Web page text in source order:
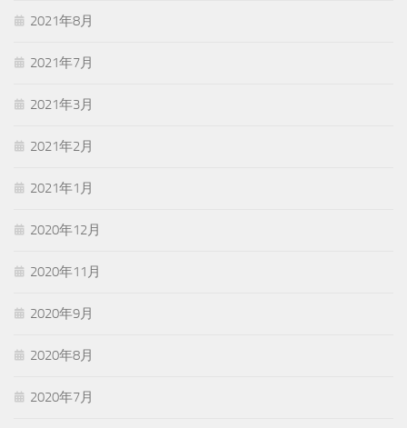
2021年8月
2021年7月
2021年3月
2021年2月
2021年1月
2020年12月
2020年11月
2020年9月
2020年8月
2020年7月